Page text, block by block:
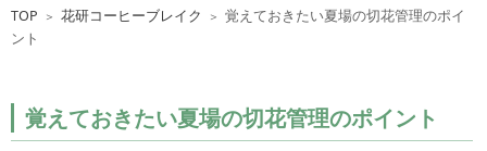
TOP ＞ 花研コーヒーブレイク ＞ 覚えておきたい夏場の切花管理のポイ
ント
覚えておきたい夏場の切花管理のポイント